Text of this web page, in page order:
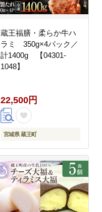
蔵王福膳・柔らか牛ハ
ラミ 350g×4パック／
計1400g 【04301-
1048】
22,500円
宮城県 蔵王町